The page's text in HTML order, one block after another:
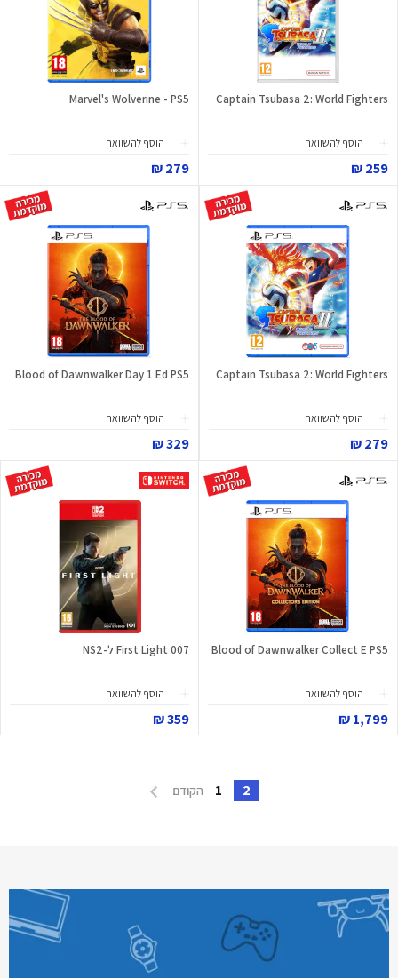
Captain Tsubasa 2: World Fighters
הוסף להשוואה
259 ₪
Marvel's Wolverine - PS5
הוסף להשוואה
279 ₪
Captain Tsubasa 2: World Fighters
הוסף להשוואה
279 ₪
Blood of Dawnwalker Day 1 Ed PS5
הוסף להשוואה
329 ₪
Blood of Dawnwalker Collect E PS5
הוסף להשוואה
1,799 ₪
007 First Light ל-NS2
הוסף להשוואה
359 ₪
2
1 הקודם